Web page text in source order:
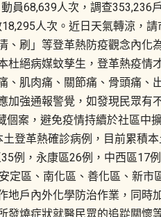
員68,639人次，調查353,236
人次。近日天氣轉涼，
、刷」等登革熱防疫觀念內化
杜絕病媒蚊孳生，登革熱疫情
、肌肉痛、關節痛、骨頭痛、
加強通報警覺，如發現民眾有
案，避免疫情持續於社區中
登革熱確診病例，目前累積
例，永康區26例，中西區17
定區、南化區、善化區、新市
地戶內外化學防治作業，同時
發燒症狀就醫民眾的追踨關懷